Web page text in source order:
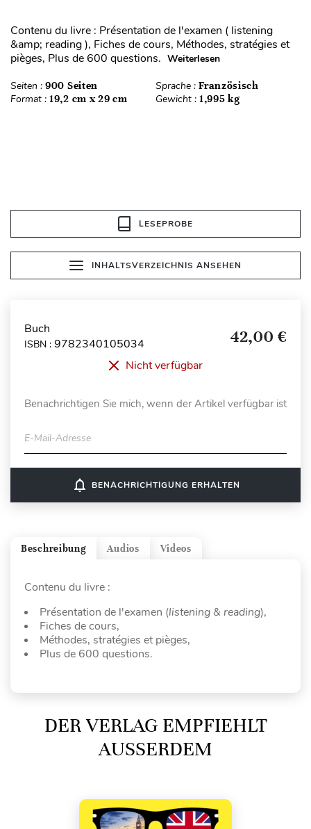
Contenu du livre : Présentation de l'examen ( listening
&amp; reading ), Fiches de cours, Méthodes, stratégies et
pièges, Plus de 600 questions. Weiterlesen
Seiten : 900 Seiten Sprache : Französisch
Format : 19,2 cm x 29 cm Gewicht : 1,995 kg
LESEPROBE
INHALTSVERZEICHNIS ANSEHEN
Buch
ISBN : 9782340105034 42,00 €
Nicht verfügbar
Benachrichtigen Sie mich, wenn der Artikel verfügbar ist
E-Mail-Adresse
notifications_none BENACHRICHTIGUNG ERHALTEN
Videos
Audios
Beschreibung
Contenu du livre :
Présentation de l'examen (listening & reading),
Fiches de cours,
Méthodes, stratégies et pièges,
Plus de 600 questions.
DER VERLAG EMPFIEHLT
AUSSERDEM